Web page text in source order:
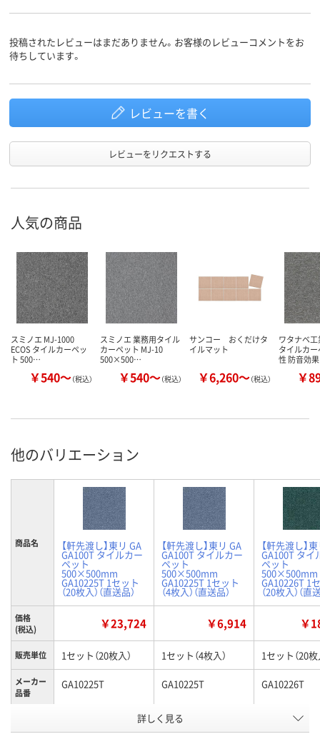
投稿されたレビューはまだありません。お客様のレビューコメントをお
待ちしています。
レビューを書く
レビューをリクエストする
人気の商品
スミノエ MJ-1000
ECOS タイルカーペッ
ト 500…
￥540～（税込）
スミノエ 業務用タイル
カーペット MJ-10
500×500…
￥540～（税込）
サンコー おくだけタ
イルマット
￥6,260～（税込）
ワタナベ
タイルカ
性 防音効果
￥
他のバリエーション
商品名 【軒先渡し】東リ GA
GA100T タイルカー
ペット
500×500mm
GA10225T 1セット
（20枚入）（直送品）
【軒先渡し】東リ GA
GA100T タイルカー
ペット
500×500mm
GA10225T 1セット
（4枚入）（直送品）
【軒先渡し】
GA100T タイ
ペット
500×500mm
GA10226T 1
（20枚入）（直
価格
(税込)
￥23,724 ￥6,914 ￥
販売単位 1セット（20枚入） 1セット（4枚入） 1セット（20枚
メーカー
品番
GA10225T GA10225T GA10226T
AK38456 AK37348
詳しく見る